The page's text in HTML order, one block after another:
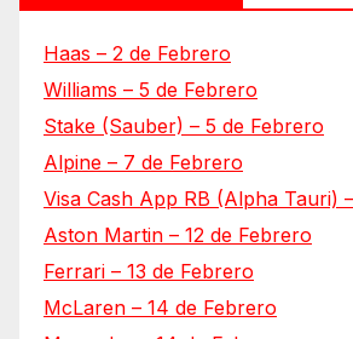
Haas – 2 de Febrero
Williams – 5 de Febrero
Stake (Sauber) – 5 de Febrero
Alpine – 7 de Febrero
Visa Cash App RB (Alpha Tauri)
Aston Martin – 12 de Febrero
Ferrari – 13 de Febrero
McLaren – 14 de Febrero